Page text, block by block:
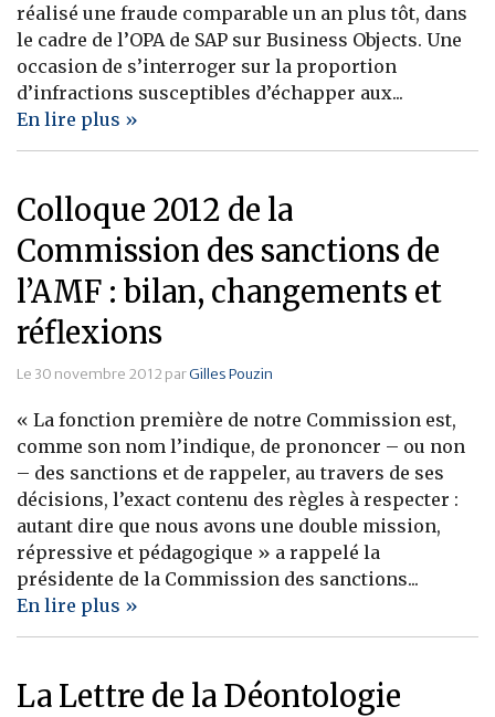
réalisé une fraude comparable un an plus tôt, dans
le cadre de l’OPA de SAP sur Business Objects. Une
occasion de s’interroger sur la proportion
d’infractions susceptibles d’échapper aux...
En lire plus »
Colloque 2012 de la
Commission des sanctions de
l’AMF : bilan, changements et
réflexions
Le 30 novembre 2012 parGilles Pouzin
« La fonction première de notre Commission est,
comme son nom l’indique, de prononcer – ou non
– des sanctions et de rappeler, au travers de ses
décisions, l’exact contenu des règles à respecter :
autant dire que nous avons une double mission,
répressive et pédagogique » a rappelé la
présidente de la Commission des sanctions...
En lire plus »
La Lettre de la Déontologie